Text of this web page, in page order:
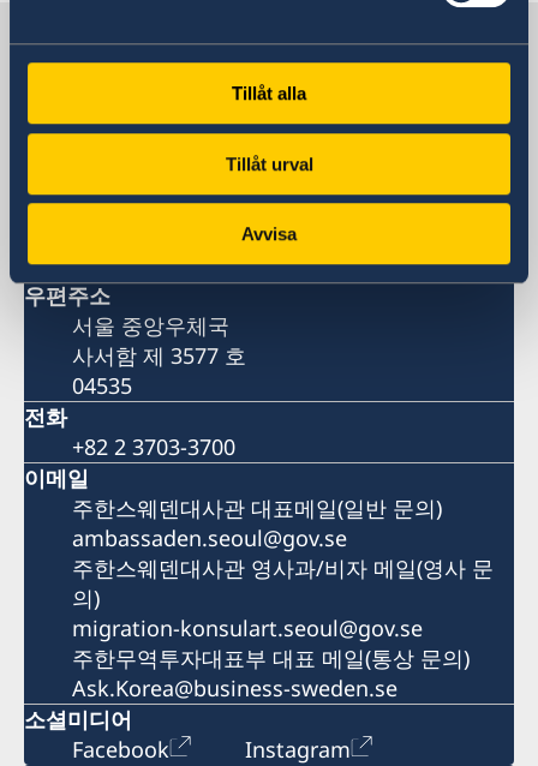
Tillåt alla
Tillåt urval
Avvisa
한국 속의 스웨덴
주한스웨덴대사관
서울 중구 소월로 10
04527
우편주소
서울 중앙우체국
사서함 제 3577 호
04535
전화
+82 2 3703-3700
이메일
주한스웨덴대사관 대표메일(일반 문의)
ambassaden.seoul@gov.se
주한스웨덴대사관 영사과/비자 메일(영사 문
의)
migration-konsulart.seoul@gov.se
주한무역투자대표부 대표 메일(통상 문의)
Ask.Korea@business-sweden.se
소셜미디어
Facebook
Instagram